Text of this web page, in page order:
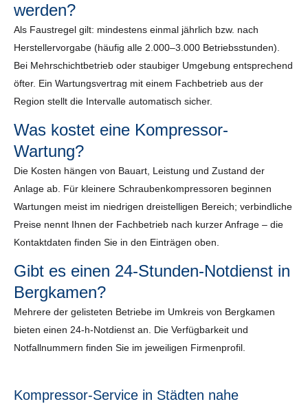
werden?
Als Faustregel gilt: mindestens einmal jährlich bzw. nach
Herstellervorgabe (häufig alle 2.000–3.000 Betriebsstunden).
Bei Mehrschichtbetrieb oder staubiger Umgebung entsprechend
öfter. Ein Wartungsvertrag mit einem Fachbetrieb aus der
Region stellt die Intervalle automatisch sicher.
Was kostet eine Kompressor-
Wartung?
Die Kosten hängen von Bauart, Leistung und Zustand der
Anlage ab. Für kleinere Schraubenkompressoren beginnen
Wartungen meist im niedrigen dreistelligen Bereich; verbindliche
Preise nennt Ihnen der Fachbetrieb nach kurzer Anfrage – die
Kontaktdaten finden Sie in den Einträgen oben.
Gibt es einen 24-Stunden-Notdienst in
Bergkamen?
Mehrere der gelisteten Betriebe im Umkreis von Bergkamen
bieten einen 24-h-Notdienst an. Die Verfügbarkeit und
Notfallnummern finden Sie im jeweiligen Firmenprofil.
Kompressor-Service in Städten nahe